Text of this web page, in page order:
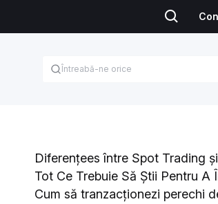
Diferențees între Spot Trading
Tot Ce Trebuie Să Știi Pentru A
Cum să tranzacționezi perechi